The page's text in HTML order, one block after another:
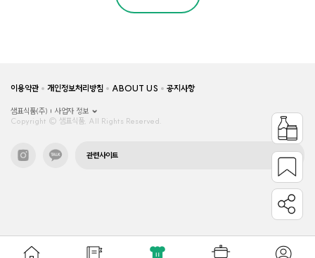
이용약관 개인정보처리방침 ABOUT US 공지사항
샘표식품(주)
사업자 정보
Copyright © 샘표식품, All Rights Reserved.
관련사이트